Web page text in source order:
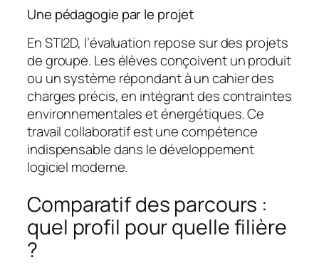
Une pédagogie par le projet
En STI2D, l’évaluation repose sur des projets
de groupe. Les élèves conçoivent un produit
ou un système répondant à un cahier des
charges précis, en intégrant des contraintes
environnementales et énergétiques. Ce
travail collaboratif est une compétence
indispensable dans le développement
logiciel moderne.
Comparatif des parcours :
quel profil pour quelle filière
?